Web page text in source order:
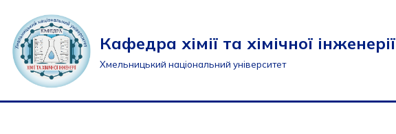
Перейти
до
вмісту
Кафедра хімії та хімічної інженерії
Хмельницький національний університет